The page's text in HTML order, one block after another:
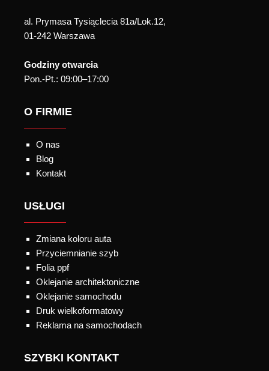
al. Prymasa Tysiąclecia 81a/Lok.12,
01-242 Warszawa
Godziny otwarcia
Pon.-Pt.: 09:00–17:00
O FIRMIE
O nas
Blog
Kontakt
USŁUGI
Zmiana koloru auta
Przyciemnianie szyb
Folia ppf
Oklejanie architektoniczne
Oklejanie samochodu
Druk wielkoformatowy
Reklama na samochodach
SZYBKI KONTAKT